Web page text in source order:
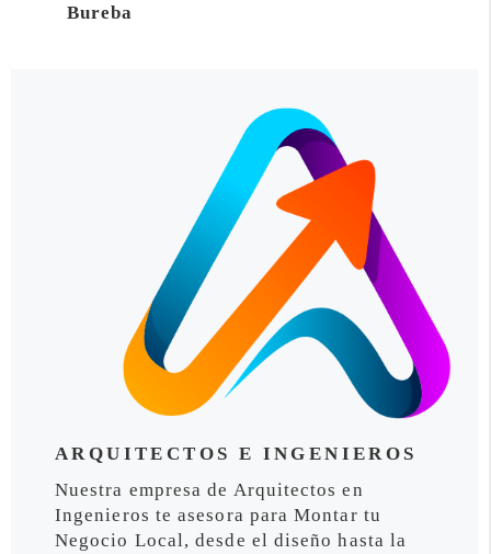
Bureba
ARQUITECTOS E INGENIEROS
Nuestra empresa de Arquitectos en
Ingenieros te asesora para Montar tu
Negocio Local, desde el diseño hasta la